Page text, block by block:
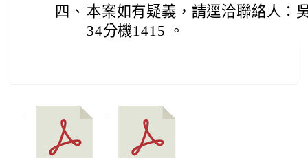
四、 本案如有疑義，請逕洽聯絡人：
34分機1415 。